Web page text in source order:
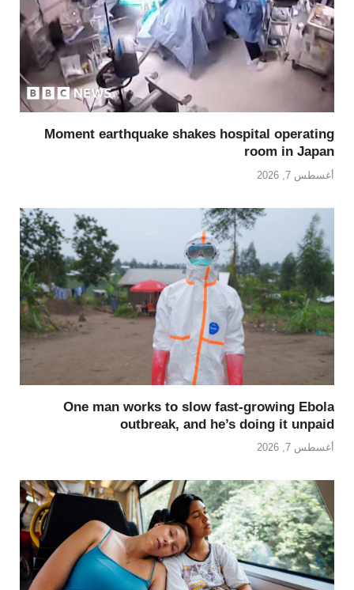
Moment earthquake shakes hospital operating
room in Japan
أغسطس 7, 2026
One man works to slow fast-growing Ebola
outbreak, and he’s doing it unpaid
أغسطس 7, 2026